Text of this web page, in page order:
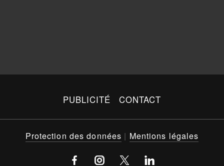
PUBLICITÉ CONTACT
Protection des données | Mentions légales